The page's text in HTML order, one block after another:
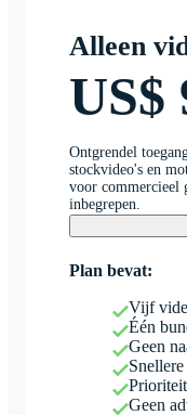
Alleen
US$
Ontgrendel
stockvideo's en
voor commercieel
inbegrepen.
Plan bevat:
Vijf
Één
Geen
Geen